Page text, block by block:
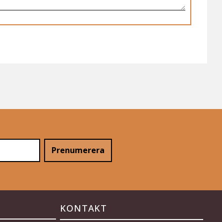
Prenumerera
KONTAKT